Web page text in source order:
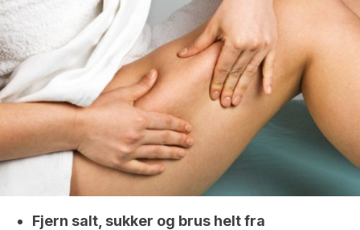
Fjern salt, sukker og brus helt fra